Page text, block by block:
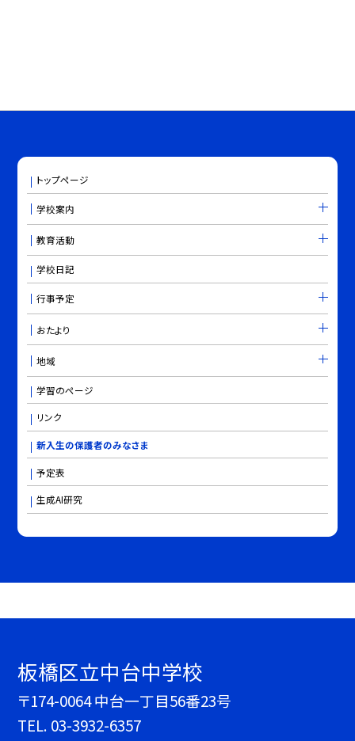
トップページ
学校案内
教育活動
学校日記
行事予定
おたより
地域
学習のページ
リンク
新入生の保護者のみなさま
予定表
生成AI研究
板橋区立中台中学校
〒174-0064 中台一丁目56番23号
TEL. 03-3932-6357